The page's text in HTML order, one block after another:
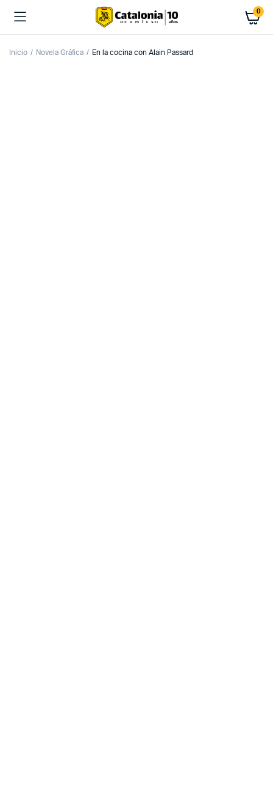
0
Inicio Novela Gráfica En la cocina con Alain Passard